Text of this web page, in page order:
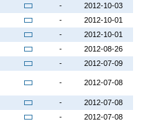
-
2012-10-03
-
2012-10-01
-
2012-10-01
-
2012-08-26
-
2012-07-09
- 2012-07-08
-
2012-07-08
-
2012-07-08